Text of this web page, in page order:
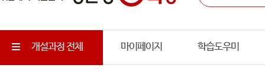
개설과정 전체 마이페이지 학습도우미